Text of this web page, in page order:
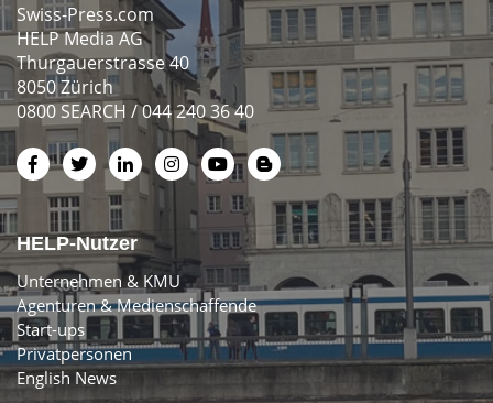
Swiss-Press.com
HELP Media AG
Thurgauerstrasse 40
8050 Zürich
0800 SEARCH / 044 240 36 40
HELP-Nutzer
Unternehmen & KMU
Agenturen & Medienschaffende
Start-ups
Privatpersonen
English News